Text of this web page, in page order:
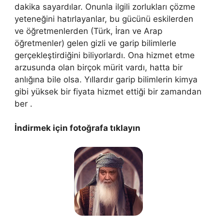
dakika sayardılar. Onunla ilgili zorlukları çözme
yeteneğini hatırlayanlar, bu gücünü eskilerden
ve öğretmenlerden (Türk, İran ve Arap
öğretmenler) gelen gizli ve garip bilimlerle
gerçekleştirdiğini biliyorlardı. Ona hizmet etme
arzusunda olan birçok mürit vardı, hatta bir
anlığına bile olsa. Yıllardır garip bilimlerin kimya
gibi yüksek bir fiyata hizmet ettiği bir zamandan
ber .
İndirmek için fotoğrafa tıklayın